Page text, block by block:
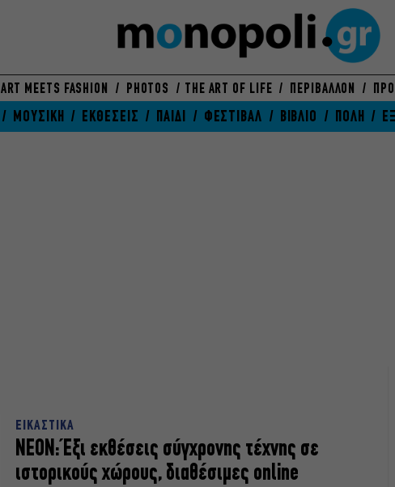
ART MEETS FASHION PHOTOS THE ART OF LIFE ΠΕΡΙΒΑΛΛΟΝ
ΜΟΥΣΙΚΗ ΕΚΘΕΣΕΙΣ ΠΑΙΔΙ ΦΕΣΤΙΒΑΛ ΒΙΒΛΙΟ ΠΟΛΗ
ΕΙΚΑΣΤΙΚΑ
ΝΕΟΝ: Έξι εκθέσεις σύγχρονης τέχνης σε
ιστορικούς χώρους, διαθέσιμες online